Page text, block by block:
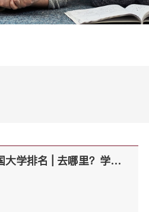
泰晤士最新2025 英国大学排名 | 去哪里？学什么？值得吗？